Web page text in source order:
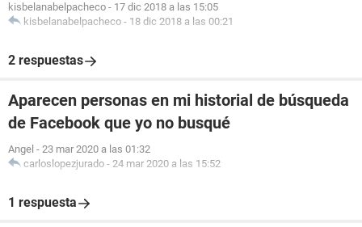
kisbelanabelpacheco - 17 dic 2018 a las 15:05
kisbelanabelpacheco - 18 dic 2018 a las 00:21
2 respuestas
Aparecen personas en mi historial de búsqueda
de Facebook que yo no busqué
Angel - 23 mar 2020 a las 01:32
carloslopezjurado - 24 mar 2020 a las 15:52
1 respuesta